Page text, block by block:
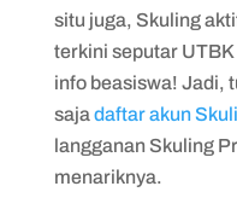
situ juga, Skuling
terkini seputar
info beasiswa! Jadi,
saja daftar akun
langganan Skuling
menariknya.